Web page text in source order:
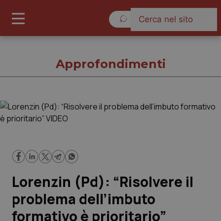
Governo e Parlamento
Regioni e Asl
Lavoro e Professioni
Approfondimenti
Lorenzin (Pd): “Risolvere il
problema dell’imbuto
formativo è prioritario”